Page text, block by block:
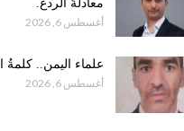
معادلةَ الردع.
أغسطس 6, 2026
علماء اليمن..
أغسطس 6, 2026